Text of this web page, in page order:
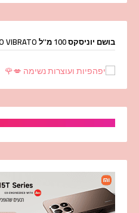
בושם יוניסקס 100 מ''ל SOSPIRO VIBRATO או דה פרפיום E.D.P